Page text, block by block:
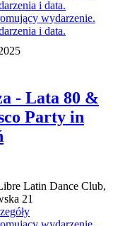
- Lata 80 &
Party in
Latin Dance Club,
21